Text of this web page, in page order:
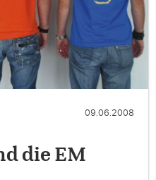
09.06.2008
die EM